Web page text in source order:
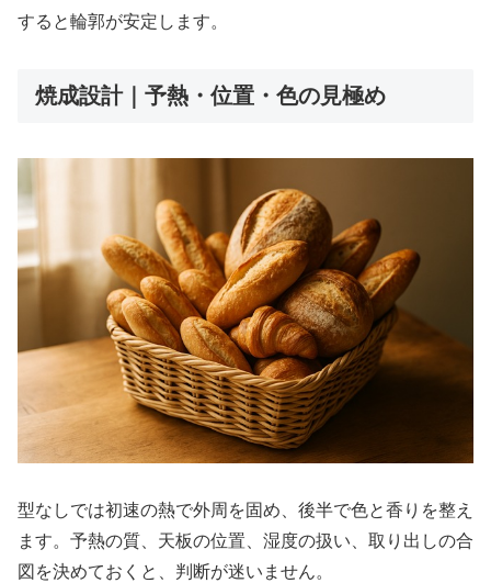
すると輪郭が安定します。
焼成設計｜予熱・位置・色の見極め
型なしでは初速の熱で外周を固め、後半で色と香りを整え
ます。予熱の質、天板の位置、湿度の扱い、取り出しの合
図を決めておくと、判断が迷いません。